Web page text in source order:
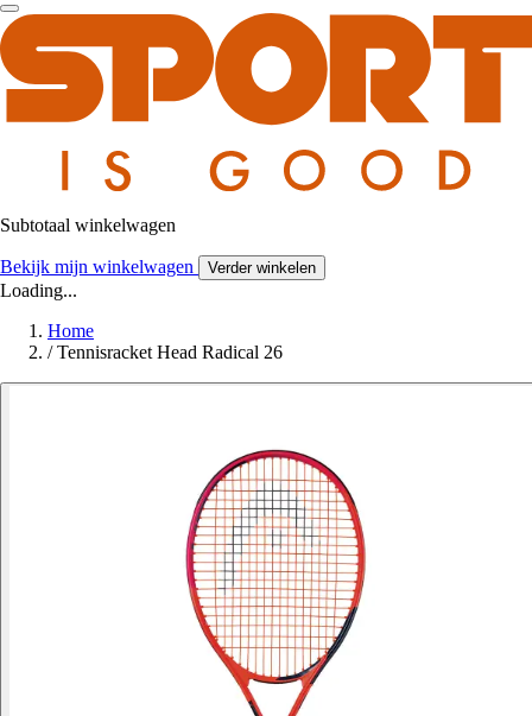
Subtotaal winkelwagen
Bekijk mijn winkelwagen Verder winkelen
Loading...
Home
/ Tennisracket Head Radical 26